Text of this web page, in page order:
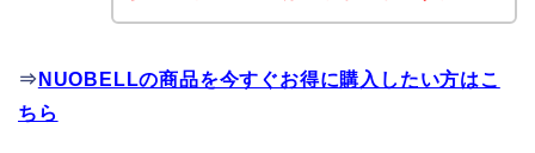
⇒ NUOBELLの商品を今すぐお得に購入したい方はこ
ちら